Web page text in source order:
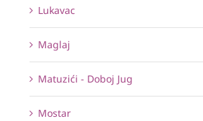
Lukavac
Maglaj
Matuzići - Doboj Jug
Mostar